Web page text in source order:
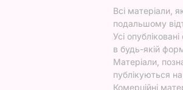
Всі матеріали,
подальшому
Усі
в будь-якій
Матеріали,
публікуються
Комерційні